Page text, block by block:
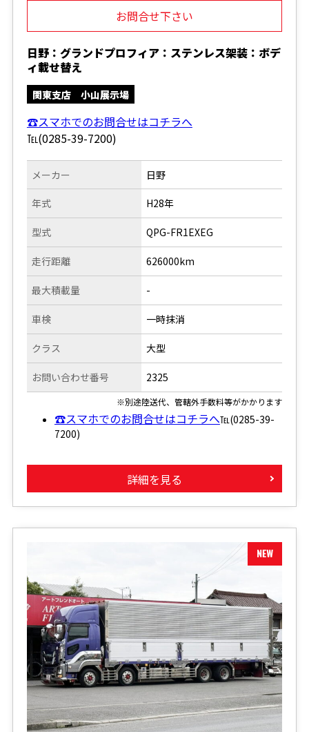
お問合せ下さい
日野：グランドプロフィア：ステンレス架装：ボデ
ィ載せ替え
関東支店 小山展示場
☎スマホでのお問合せはコチラへ
℡(0285-39-7200)
メーカー
年式
型式
走行距離
日野
H28年
QPG-FR1EXEG
626000km
最大積載量
車検
クラス
お問い合わせ番号
-
一時抹消
大型
2325
※別途陸送代、管轄外手数料等がかかります
☎スマホでのお問合せはコチラへ℡(0285-39-
7200)
詳細を見る